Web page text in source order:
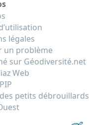
légales
un problème
sur Géodiversité.net
Web
petits débrouillards